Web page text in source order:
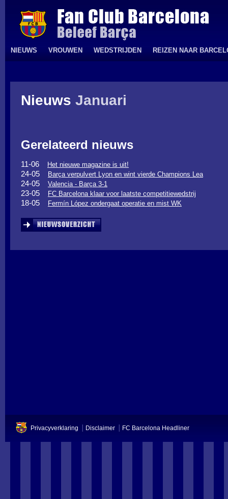
NIEUWS VROUWEN WEDSTRIJDEN REIZEN NAAR
Nieuws Januari
Gerelateerd nieuws
11-06 Het nieuwe magazine is uit!
24-05 Barça verpulvert Lyon en wint vierde Champions Lea
24-05 Valencia - Barça 3-1
23-05 FC Barcelona klaar voor laatste competitiewedstrij
18-05 Fermín López ondergaat operatie en mist WK
Privacyverklaring Disclaimer FC Barcelona Headliner